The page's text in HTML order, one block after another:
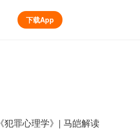
下载App
《犯罪心理学》| 马皑解读